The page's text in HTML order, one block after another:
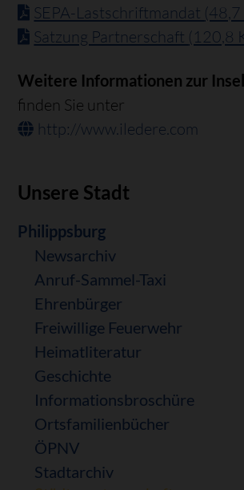
Unsere Stadt
Navigation
überspringen
Philippsburg
Newsarchiv
Anruf-Sammel-Taxi
Ehrenbürger
Freiwillige Feuerwehr
Heimatliteratur
Geschichte
Informationsbroschüre
Ortsfamilienbücher
ÖPNV
Stadtarchiv
SEPA-Lastschriftmandat (48,7
Satzung Partnerschaft (120,8
Weitere Informationen zur Insel
finden Sie unter
http://www.iledere.com